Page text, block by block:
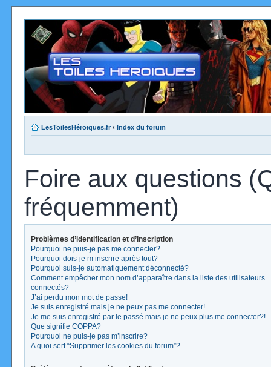
LesToilesHéroïques.fr ‹ Index du forum
Foire aux questions
fréquemment)
Problèmes d’identification et d’inscription
Pourquoi ne puis-je pas me connecter?
Pourquoi dois-je m’inscrire après tout?
Pourquoi suis-je automatiquement déconnecté?
Comment empêcher mon nom d’apparaître dans la liste des utilisateurs
connectés?
J’ai perdu mon mot de passe!
Je suis enregistré mais je ne peux pas me connecter!
Je me suis enregistré par le passé mais je ne peux plus me connecter?!
Que signifie COPPA?
Pourquoi ne puis-je pas m’inscrire?
A quoi sert “Supprimer les cookies du forum”?